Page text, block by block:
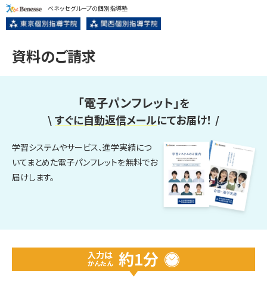
ベネッセグループの個別指導塾
資料のご請求
「電子パンフレット」を
\ すぐに自動返信メールにてお届け！ /
学習システムやサービス、進学実績につ
いてまとめた電子パンフレットを無料でお
届けします。
入力は
かんたん 約1分